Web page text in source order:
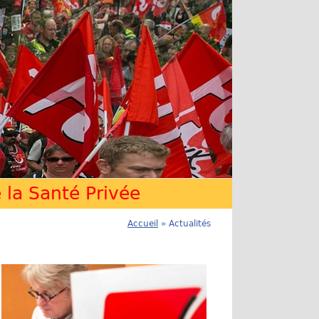
la Santé Privée
Accueil » Actualités